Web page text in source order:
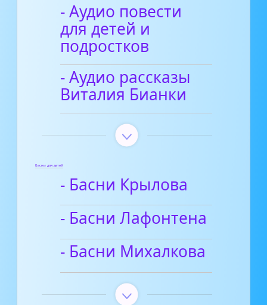
- Аудио повести
для детей и
подростков
- Аудио рассказы
Виталия Бианки
Басни для детей
- Басни Крылова
- Басни Лафонтена
- Басни Михалкова